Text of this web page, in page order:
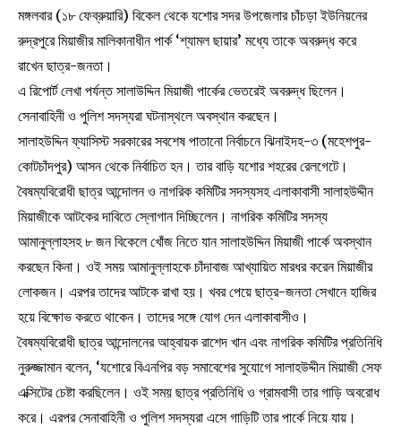
মঙ্গলবার (১৮ ফেব্রুয়ারি) বিকেল থেকে যশোর সদর উপজেলার চাঁচড়া ইউনিয়নের
রুদ্রপুরে মিয়াজীর মালিকানাধীন পার্ক ‘শ্যামল ছায়ার’ মধ্যে তাকে অবরুদ্ধ করে
রাখেন ছাত্র-জনতা।
এ রিপোর্ট লেখা পর্যন্ত সালাউদ্দিন মিয়াজী পার্কের ভেতরেই অবরুদ্ধ ছিলেন।
সেনাবাহিনী ও পুলিশ সদস্যরা ঘটনাস্থলে অবস্থান করছেন।
সালাহউদ্দিন ফ্যাসিস্ট সরকারের সবশেষ পাতানো নির্বাচনে ঝিনাইদহ-৩ (মহেশপুর-
কোটচাঁদপুর) আসন থেকে নির্বাচিত হন। তার বাড়ি যশোর শহরের রেলগেটে।
বৈষম্যবিরোধী ছাত্র আন্দোলন ও নাগরিক কমিটির সদস্যসহ এলাকাবাসী সালাহউদ্দীন
মিয়াজীকে আটকের দাবিতে স্লোগান দিচ্ছিলেন। নাগরিক কমিটির সদস্য
আমানুল্লাহসহ ৮ জন বিকেলে খোঁজ নিতে যান সালাহউদ্দিন মিয়াজী পার্কে অবস্থান
করছেন কিনা। ওই সময় আমানুল্লাহকে চাঁদাবাজ আখ্যায়িত মারধর করেন মিয়াজীর
লোকজন। এরপর তাদের আটকে রাখা হয়। খবর পেয়ে ছাত্র-জনতা সেখানে হাজির
হয়ে বিক্ষোভ করতে থাকেন। তাদের সঙ্গে যোগ দেন এলাকাবাসীও।
বৈষম্যবিরোধী ছাত্র আন্দোলনের আহ্বায়ক রাশেদ খান এবং নাগরিক কমিটির প্রতিনিধি
নুরুজ্জামান বলেন, ‘যশোরে বিএনপির বড় সমাবেশের সুযোগে সালাহউদ্দীন মিয়াজী সেফ
এক্সিটের চেষ্টা করছিলেন। ওই সময় ছাত্র প্রতিনিধি ও গ্রামবাসী তার গাড়ি অবরোধ
করে। এরপর সেনাবাহিনী ও পুলিশ সদস্যরা এসে গাড়িটি তার পার্কে নিয়ে যায়।